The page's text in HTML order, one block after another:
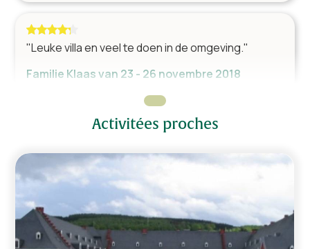
Senseo
Bouilloire
Robot culinaire
Bien-être
Piscine
Jacuzzi
Sauna
Bain à remous
"Leuke villa en veel te doen in de omgeving."
Familie Klaas van 23 - 26 novembre 2018
Familie Keulen van 21 - 23 septembre 2018
"Leuke ontvangst door de eigenaresse!"
Activitées proches